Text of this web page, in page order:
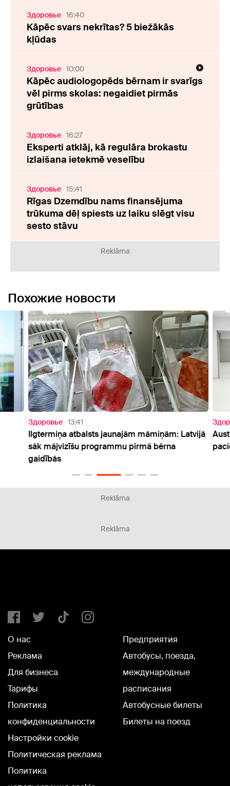
Здоровье 16:40
Kāpēc svars nekrītas? 5 biežākās
kļūdas
Здоровье 10:00
Kāpēc audiologopēds bērnam ir svarīgs
vēl pirms skolas: negaidiet pirmās
grūtības
Здоровье 16:27
Eksperti atklāj, kā regulāra brokastu
izlaišana ietekmē veselību
Здоровье 15:41
Rīgas Dzemdību nams finansējuma
trūkuma dēļ spiests uz laiku slēgt visu
sesto stāvu
Reklāma
Похожие новости
Здоровье 13:41
Ilgtermiņa atbalsts jaunajām māmiņām: Latvijā
sāk mājvizīšu programmu pirmā bērna
gaidībās
Reklāma
Reklāma
О нас
Реклама
Для бизнеса
Тарифы
Политика
конфиденциальности
Настройки cookie
Политическая реклама
Политика
Предприятия
Автобусы, поезда,
международные
расписания
Автобусные билеты
Билеты на поезд